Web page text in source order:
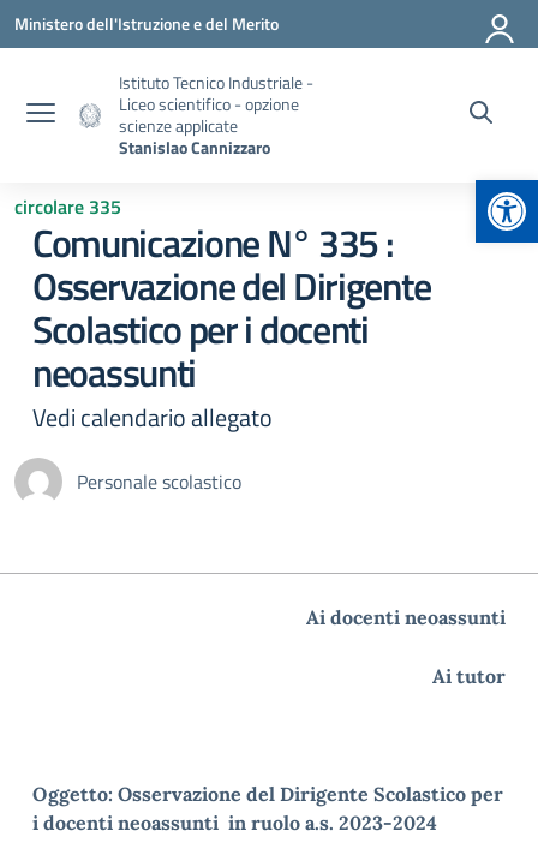
Vai ai contenuti
Vai al menu di navigazione
Vai al footer
Ministero dell'Istruzione e del Merito
Istituto Tecnico Industriale -
Liceo scientifico - opzione
scienze applicate
Stanislao Cannizzaro
circolare 335
Comunicazione N° 335 :
Osservazione del Dirigente
Scolastico per i docenti
neoassunti
Vedi calendario allegato
Personale scolastico
Ai docenti neoassunti
Ai tutor
Oggetto: Osservazione del Dirigente Scolastico per
i docenti neoassunti in ruolo a.s. 2023-2024